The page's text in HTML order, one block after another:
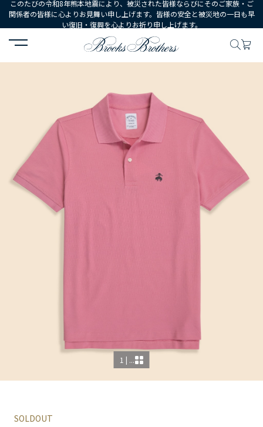
このたびの令和8年熊本地震により、被災された皆様ならびにそのご家族・ご
関係者の皆様に心よりお見舞い申し上げます。皆様の安全と被災地の一日も早
い復旧・復興を心よりお祈り申し上げます。
HOME ウェア トップス ポロシャツ・ラグビーシャツ
1 | ...
SOLDOUT